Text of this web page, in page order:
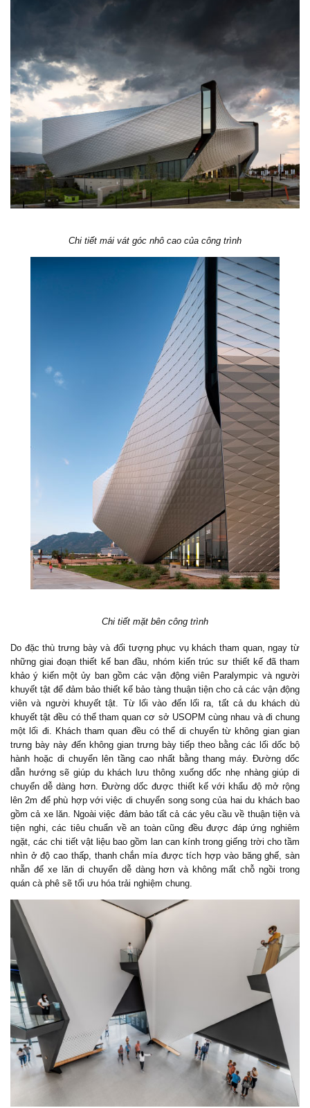
Chi tiết mái vát góc nhô cao của công trình
Chi tiết mặt bên công trình
Do đặc thù trưng bày và đối tượng phục vụ khách tham quan, ngay từ
những giai đoạn thiết kế ban đầu, nhóm kiến trúc sư thiết kế đã tham
khảo ý kiến ​​một ủy ban gồm các vận động viên Paralympic và người
khuyết tật để đảm bảo thiết kế bảo tàng thuận tiện cho cả các vận động
viên và người khuyết tật. Từ lối vào đến lối ra, tất cả du khách dù
khuyết tật đều có thể tham quan cơ sở USOPM cùng nhau và đi chung
một lối đi. Khách tham quan đều có thể di chuyển từ không gian gian
trưng bày này đến không gian trưng bày tiếp theo bằng các lối dốc bộ
hành hoặc di chuyển lên tầng cao nhất bằng thang máy. Đường dốc
dẫn hướng sẽ giúp du khách lưu thông xuống dốc nhẹ nhàng giúp di
chuyển dễ dàng hơn. Đường dốc được thiết kế với khẩu độ mở rộng
lên 2m để phù hợp với việc di chuyển song song của hai du khách bao
gồm cả xe lăn. Ngoài việc đảm bảo tất cả các yêu cầu về thuận tiện và
tiện nghi, các tiêu chuẩn về an toàn cũng đều được đáp ứng nghiêm
ngặt, các chi tiết vật liệu bao gồm lan can kính trong giếng trời cho tầm
nhìn ở độ cao thấp, thanh chắn mía được tích hợp vào băng ghế, sàn
nhẵn để xe lăn di chuyển dễ dàng hơn và không mất chỗ ngồi trong
quán cà phê sẽ tối ưu hóa trải nghiệm chung.